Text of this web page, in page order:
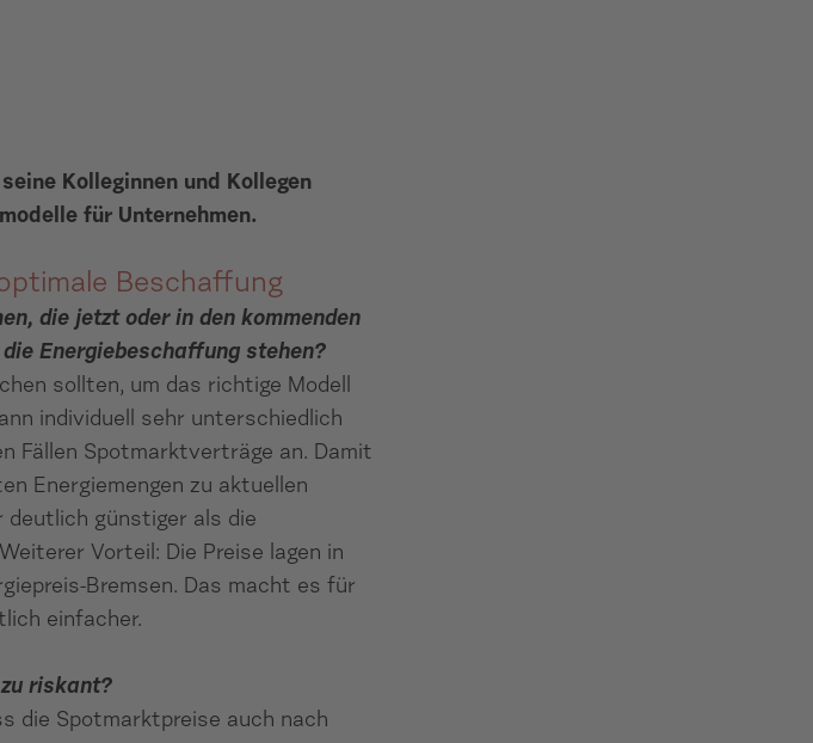
Kolleginnen und Kollegen
für Unternehmen.
Beschaffung
die jetzt oder in den kommenden
Energiebeschaffung stehen?
sollten, um das richtige Modell
individuell sehr unterschiedlich
Fällen Spotmarktverträge an. Damit
Energiemengen zu aktuellen
deutlich günstiger als die
Vorteil: Die Preise lagen in
Bremsen. Das macht es für
einfacher.
riskant?
die Spotmarktpreise auch nach